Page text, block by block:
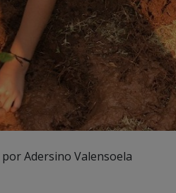
por Adersino Valensoela